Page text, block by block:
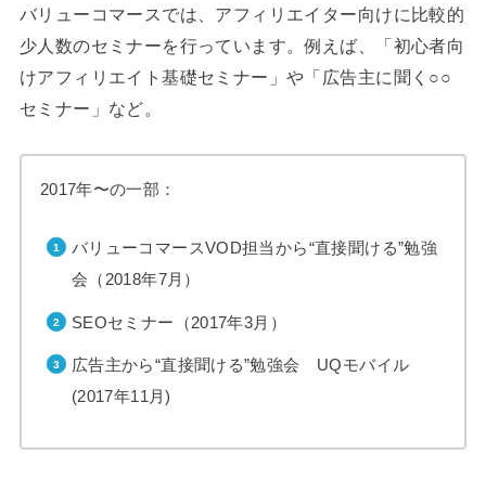
バリューコマースでは、アフィリエイター向けに比較的
少人数のセミナーを行っています。例えば、「初心者向
けアフィリエイト基礎セミナー」や「広告主に聞く○○
セミナー」など。
2017年〜の一部：
バリューコマースVOD担当から“直接聞ける”勉強
会（2018年7月）
SEOセミナー（2017年3月）
広告主から“直接聞ける”勉強会 UQモバイル
(2017年11月)